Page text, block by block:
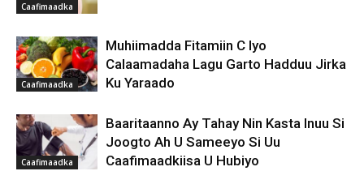
Caafimaadka
Caafimaadka
Muhiimadda Fitamiin C Iyo
Calaamadaha Lagu Garto Hadduu Jirka
Ku Yaraado
Caafimaadka
Baaritaanno Ay Tahay Nin Kasta Inuu Si
Joogto Ah U Sameeyo Si Uu
Caafimaadkiisa U Hubiyo